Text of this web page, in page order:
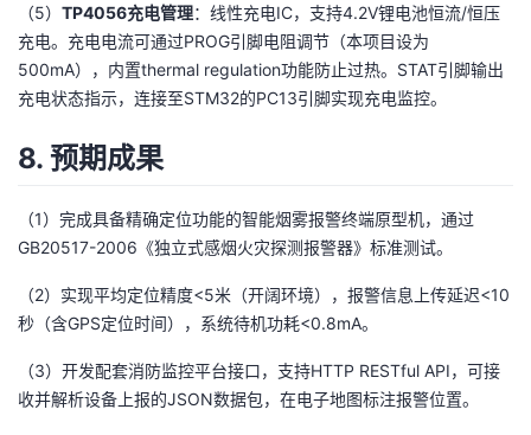
（5） TP4056充电管理：线性充电IC，支持4.2V锂电池恒流/恒压
充电。充电电流可通过PROG引脚电阻调节（本项目设为
500mA），内置thermal regulation功能防止过热。STAT引脚输出
充电状态指示，连接至STM32的PC13引脚实现充电监控。
8. 预期成果
（1）完成具备精确定位功能的智能烟雾报警终端原型机，通过
GB20517-2006《独立式感烟火灾探测报警器》标准测试。
（2）实现平均定位精度<5米（开阔环境），报警信息上传延迟<10
秒（含GPS定位时间），系统待机功耗<0.8mA。
（3）开发配套消防监控平台接口，支持HTTP RESTful API，可接
收并解析设备上报的JSON数据包，在电子地图标注报警位置。